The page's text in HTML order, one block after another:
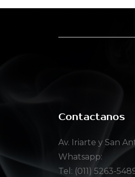
Contactanos
Av. Iriarte y San
Whatsapp:
Tel: (011) 5263-